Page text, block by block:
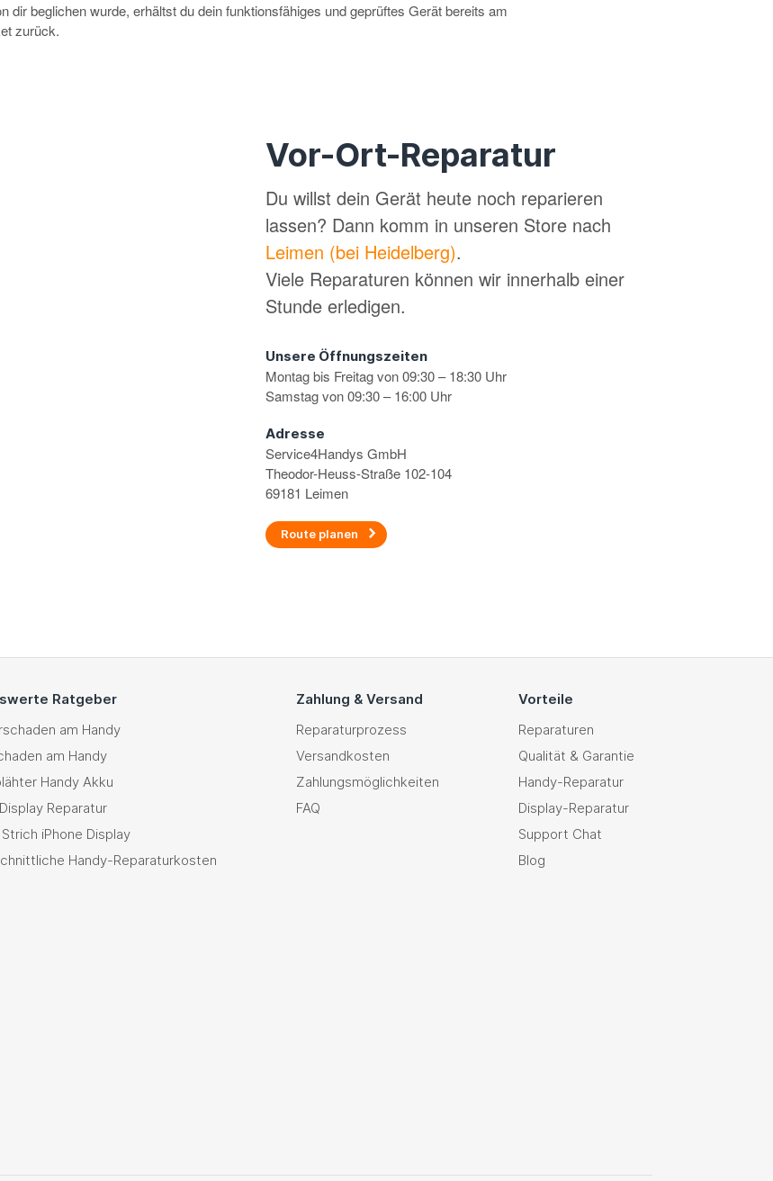
dir beglichen wurde, erhältst du dein funktionsfähiges und geprüftes Gerät bereits am
zurück.
Vor-Ort-Reparatur
Du willst dein Gerät heute noch reparieren
lassen? Dann komm in unseren Store nach
Leimen (bei Heidelberg).
Viele Reparaturen können wir innerhalb einer
Stunde erledigen.
Unsere Öffnungszeiten
Montag bis Freitag von 09:30 – 18:30 Uhr
Samstag von 09:30 – 16:00 Uhr
Adresse
Service4Handys GmbH
Theodor-Heuss-Straße 102-104
69181 Leimen
Route planen
Ratgeber
am Handy
am Handy
Handy Akku
Reparatur
iPhone Display
Handy-Reparaturkosten
Zahlung & Versand
Reparaturprozess
Versandkosten
Zahlungsmöglichkeiten
FAQ
Vorteile
Reparaturen
Qualität & Garantie
Handy-Reparatur
Display-Reparatur
Support Chat
Blog